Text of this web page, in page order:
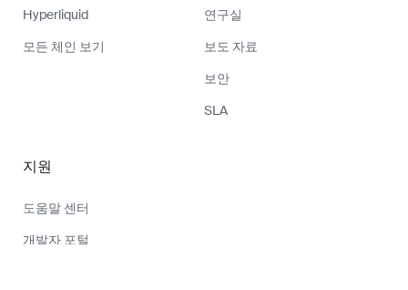
Hyperliquid
모든 체인 보기
연구실
보도 자료
보안
SLA
지원
도움말 센터
개발자 포털